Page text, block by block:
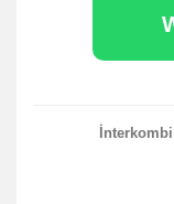
İnterkombi